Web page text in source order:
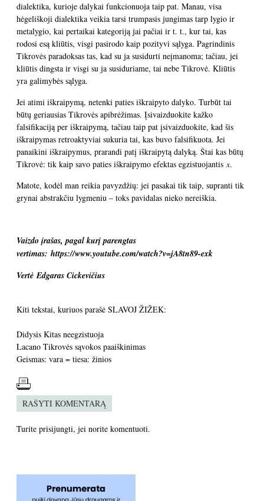
dialektika, kurioje dalykai funkcionuoja taip pat. Manau, visa
hėgeliškoji dialektika veikia tarsi trumpasis jungimas tarp lygio ir
metalygio, kai pertaikai kategoriją jai pačiai ir t. t., kur tai, kas
rodosi esą kliūtis, visgi pasirodo kaip pozityvi sąlyga. Pagrindinis
Tikrovės paradoksas tas, kad su ja susidurti neįmanoma; tačiau, jei
kliūtis dingsta ir visgi su ja susiduriame, tai nebe Tikrovė. Kliūtis
yra galimybės sąlyga.
Jei atimi iškraipymą, netenki paties iškraipyto dalyko. Turbūt tai
būtų geriausias Tikrovės apibrėžimas. Įsivaizduokite kažko
falsifikaciją per iškraipymą, tačiau taip pat įsivaizduokite, kad šis
iškraipymas retroaktyviai sukuria tai, kas buvo falsifikuota. Jei
panaikini iškraipymus, prarandi patį iškraipytą dalyką. Štai kas būtų
Tikrovė: tik kaip savo paties iškraipymo efektas egzistuojantisx.
Matote, kodėl man reikia pavyzdžių: jei pasakai tik taip, supranti tik
grynai abstrakčiu lygmeniu – toks pavidalas nieko nereiškia.
Vaizdo įrašas, pagal kurį parengtas
vertimas: https://www.youtube.com/watch?v=jA8tn89-exk
Vertė Edgaras Cickevičius
Kiti tekstai, kuriuos parašė SLAVOJ ŽIŽEK:
Didysis Kitas neegzistuoja
Lacano Tikrovės sąvokos paaiškinimas
Geismas: vara = tiesa: žinios
RAŠYTI KOMENTARĄ
Turite prisijungti, jei norite komentuoti.